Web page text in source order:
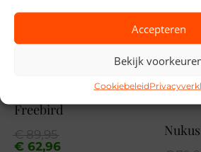
Accepteren
Bekijk
Cookiebeleid
Freebird
€89,95
Oorspronkelijke
prijs
€ 62,96
Huidige
prijs
Nukus